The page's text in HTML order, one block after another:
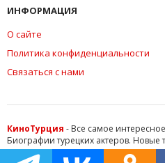
ИНФОРМАЦИЯ
О сайте
Политика конфиденциальности
Связаться с нами
КиноТурция - Все самое
Биографии турецких актеров.